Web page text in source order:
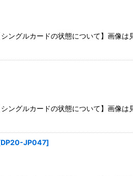
ングルカードの状態について】画像
ングルカードの状態について】画像
DP20-JP047]